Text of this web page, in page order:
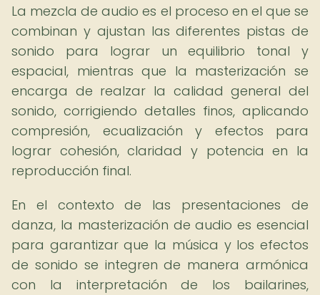
La mezcla de audio es el proceso en el que se
combinan y ajustan las diferentes pistas de
sonido para lograr un equilibrio tonal y
espacial, mientras que la masterización se
encarga de realzar la calidad general del
sonido, corrigiendo detalles finos, aplicando
compresión, ecualización y efectos para
lograr cohesión, claridad y potencia en la
reproducción final.
En el contexto de las presentaciones de
danza, la masterización de audio es esencial
para garantizar que la música y los efectos
de sonido se integren de manera armónica
con la interpretación de los bailarines,